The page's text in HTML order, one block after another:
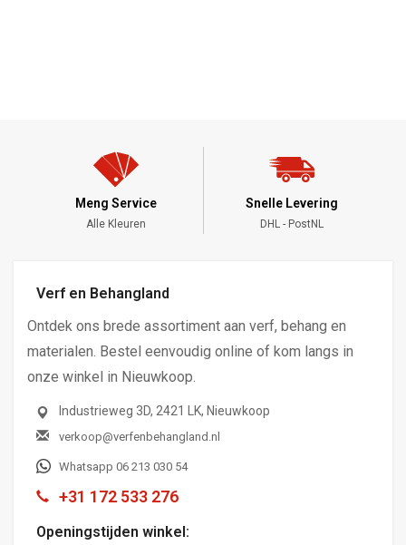
Meng Service
Alle Kleuren
Snelle Levering
DHL - PostNL
Verf en Behangland
Ontdek ons brede assortiment aan verf, behang en
materialen. Bestel eenvoudig online of kom langs in
onze winkel in Nieuwkoop.
Industrieweg 3D, 2421 LK, Nieuwkoop
verkoop@verfenbehangland.nl
Whatsapp 06 213 030 54
+31 172 533 276
Openingstijden winkel: